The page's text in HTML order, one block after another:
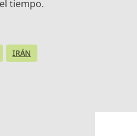
tiempo.
IRÁN